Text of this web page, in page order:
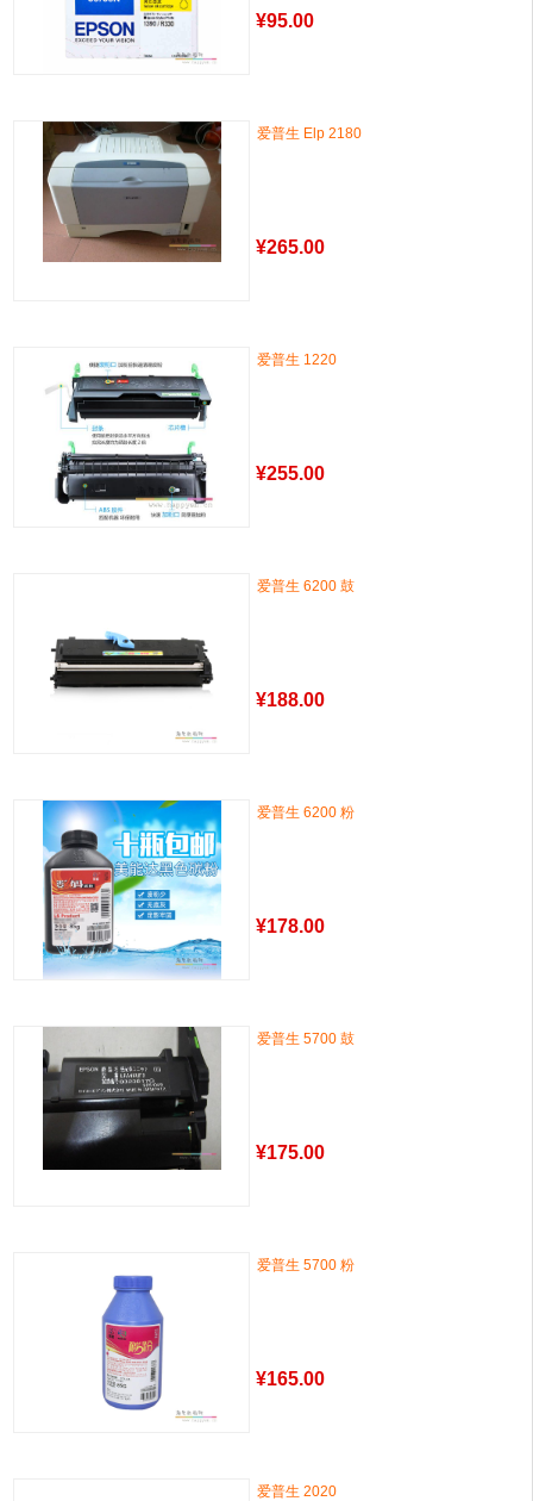
¥95.00
爱普生 Elp 2180
¥265.00
爱普生 1220
¥255.00
爱普生 6200 鼓
¥188.00
爱普生 6200 粉
¥178.00
爱普生 5700 鼓
¥175.00
爱普生 5700 粉
¥165.00
爱普生 2020